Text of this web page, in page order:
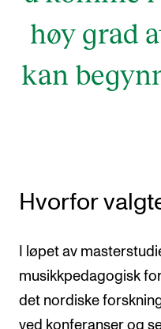
høy grad
kan
Hvorfor
I løpet av
musikkpedagogisk
det nordiske
ved konferanser og